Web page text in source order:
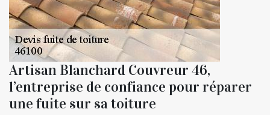
Artisan Blanchard Couvreur 46,
l’entreprise de confiance pour réparer
une fuite sur sa toiture